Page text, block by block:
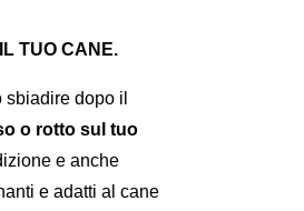
TUO CANE.
dopo il
o rotto sul tuo
e anche
e adatti al cane